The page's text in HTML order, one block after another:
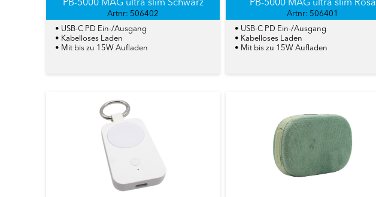
PB-5000 MAG ultra slim Rosa
Artnr: 506401
• USB-C PD Ein-/Ausgang
• Kabelloses Laden
• Mit bis zu 15W Aufladen
PB-5000 MAG ultra slim Schwarz
Artnr: 506402
• USB-C PD Ein-/Ausgang
• Kabelloses Laden
• Mit bis zu 15W Aufladen